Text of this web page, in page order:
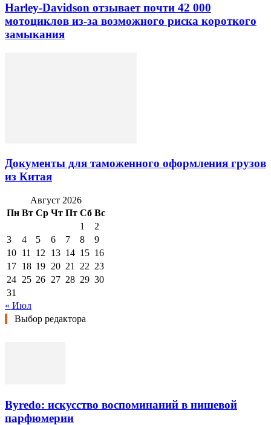
Harley-Davidson отзывает почти 42 000
мотоциклов из-за возможного риска короткого
замыкания
Документы для таможенного оформления грузов
из Китая
Август 2026
Пн Вт Ср Чт Пт Сб Вс
1
2
3
4 5 6 7 8
9
10 11 12 13 14 15 16
17 18 19 20 21 22 23
24 25 26 27 28 29 30
31
« Июл
Выбор редактора
Byredo: искусство воспоминаний в нишевой
парфюмерии